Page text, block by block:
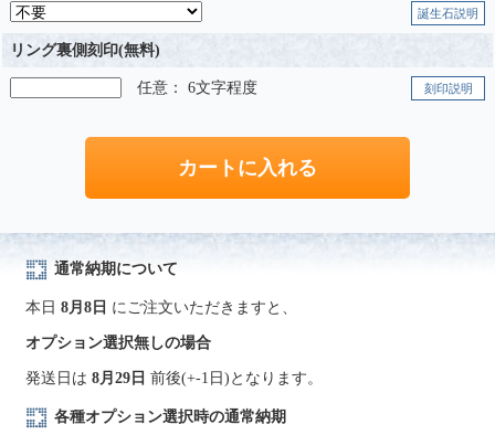
誕生石説明
リング裏側刻印(無料)
任意： 6文字程度 刻印説明
通常納期について
本日 8月8日 にご注文いただきますと、
オプション選択無しの場合
発送日は 8月29日 前後(+-1日)となります。
各種オプション選択時の通常納期